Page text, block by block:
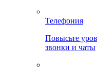
Телефония
Повысьте
звонки и чаты